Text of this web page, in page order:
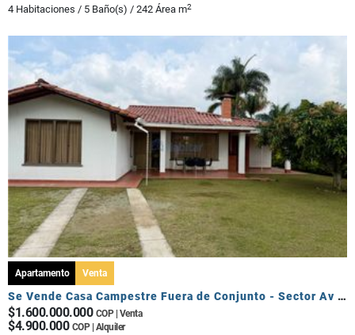
4 Habitaciones / 5 Baño(s) / 242 Área m2
Apartamento Venta
Se Vende Casa Campestre Fuera de Conjunto - Sector Av Centenario
$1.600.000.000 COP | Venta
$4.900.000 COP | Alquiler